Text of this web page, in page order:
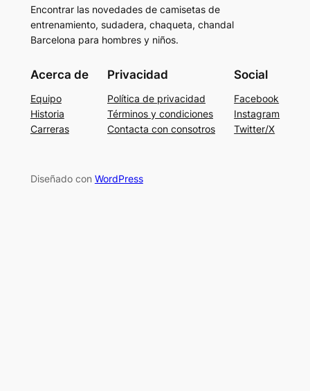
Encontrar las novedades de camisetas de
entrenamiento, sudadera, chaqueta, chandal
Barcelona para hombres y niños.
Acerca de
Equipo
Historia
Carreras
Privacidad
Política de privacidad
Términos y condiciones
Contacta con consotros
Social
Facebook
Instagram
Twitter/X
Diseñado con WordPress